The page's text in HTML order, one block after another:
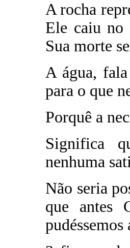
A rocha
Ele caiu no
Sua morte
A água,
para o que
Porquê a
Significa
nenhuma
Não seria
que antes